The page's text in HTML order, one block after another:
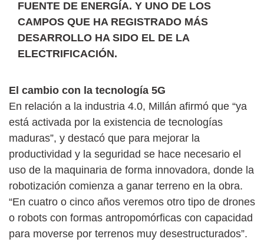
FUENTE DE ENERGÍA. Y UNO DE LOS
CAMPOS QUE HA REGISTRADO MÁS
DESARROLLO HA SIDO EL DE LA
ELECTRIFICACIÓN.
El cambio con la tecnología 5G
En relación a la industria 4.0, Millán afirmó que “ya
está activada por la existencia de tecnologías
maduras”, y destacó que para mejorar la
productividad y la seguridad se hace necesario el
uso de la maquinaria de forma innovadora, donde la
robotización comienza a ganar terreno en la obra.
“En cuatro o cinco años veremos otro tipo de drones
o robots con formas antropomórficas con capacidad
para moverse por terrenos muy desestructurados”.